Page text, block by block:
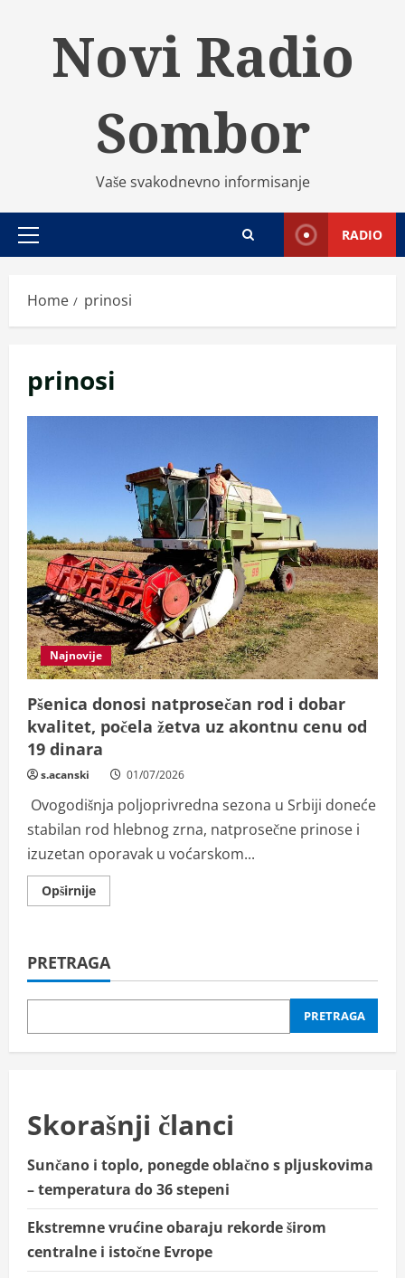
Novi Radio
Sombor
Vaše svakodnevno informisanje
Primary
RADIO
Home prinosi
prinosi
Najnovije
Pšenica donosi natprosečan rod i dobar
kvalitet, počela žetva uz akontnu cenu od
19 dinara
s.acanski 01/07/2026
Ovogodišnja poljoprivredna sezona u Srbiji doneće
stabilan rod hlebnog zrna, natprosečne prinose i
izuzetan oporavak u voćarskom...
OpširnijeRead
more
natprosečan
rod
i
kvalitet,
žetva
akontnu
PRETRAGA
PRETRAGA
Skorašnji članci
Sunčano i toplo, ponegde oblačno s pljuskovima
– temperatura do 36 stepeni
Ekstremne vrućine obaraju rekorde širom
centralne i istočne Evrope